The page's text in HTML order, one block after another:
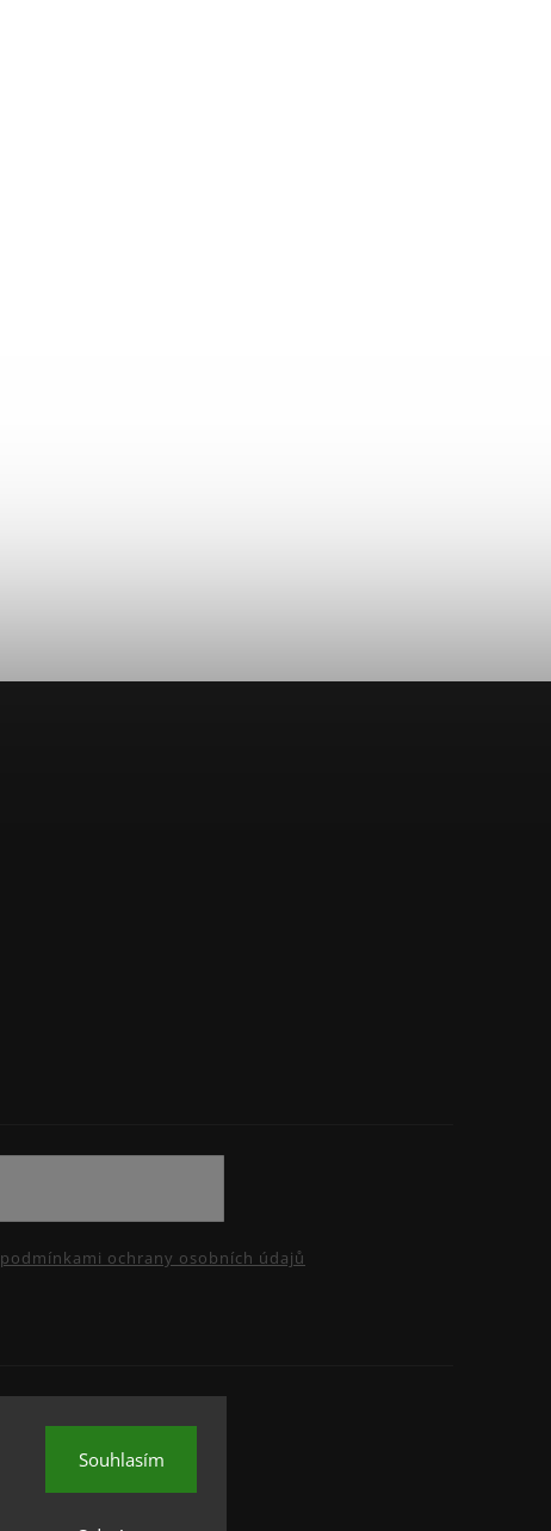
Souhlasím
podmínkami ochrany osobních údajů